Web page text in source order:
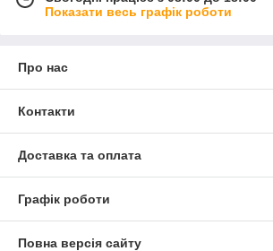
Показати весь графік роботи
Про нас
Контакти
Доставка та оплата
Графік роботи
Повна версія сайту